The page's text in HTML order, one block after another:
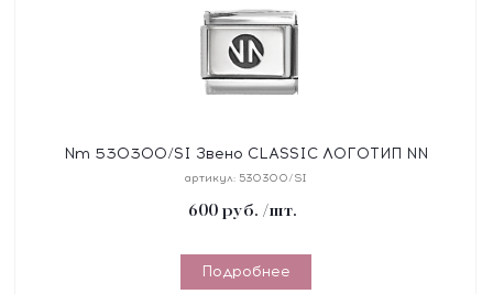
Nm 530300/SI Звено CLASSIC ЛОГОТИП NN
сталь/серебро 925°
артикул: 530300/SI
600 руб. /шт.
Подробнее